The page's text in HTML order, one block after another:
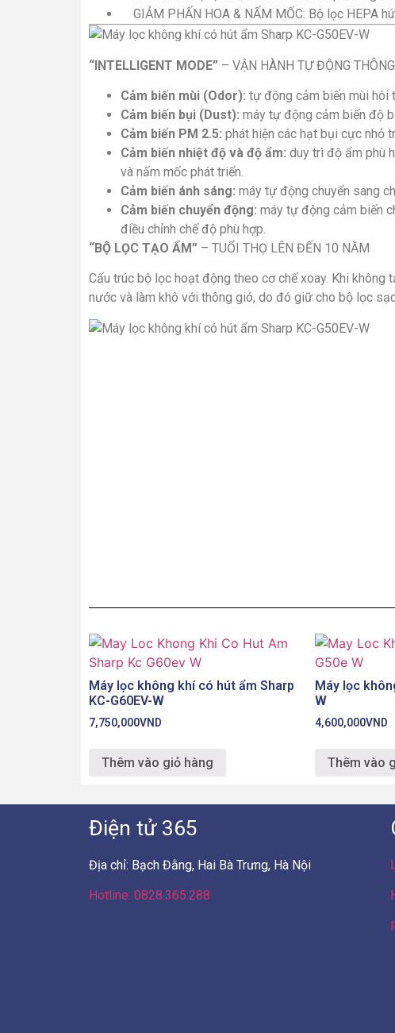
GIẢM PHẤN HOA & NẤM MỐC: Bộ lọc HEPA
“INTELLIGENT MODE” – VẬN HÀNH TỰ ĐỘNG
Cảm biến mùi (Odor): tự động cảm biến mùi hôi
Cảm biến bụi (Dust): máy tự động cảm biến độ
Cảm biến PM 2.5: phát hiện các hạt bụi cực nhỏ
Cảm biến nhiệt độ và độ ẩm: duy trì độ ẩm phù
và nấm mốc phát triển.
Cảm biến ánh sáng: máy tự động chuyển sang
Cảm biến chuyển động: máy tự động cảm biến
điều chỉnh chế độ phù hợp.
“BỘ LỌC TẠO ẨM” – TUỔI THỌ LÊN ĐẾN 10 NĂM
Cấu trúc bộ lọc hoạt động theo cơ chế xoay. Khi
nước và làm khô với thông gió, do đó giữ cho bộ lọc
Máy lọc không khí có hút ẩm Sharp
KC-G60EV-W
7,750,000VND
Thêm vào giỏ hàng
Máy lọc
W
4,600,000VND
Thêm vào
Điện tử 365
Địa chỉ: Bạch Đằng, Hai Bà Trưng, Hà Nội
Hotline: 0828.365.288